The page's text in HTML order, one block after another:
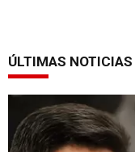
ÚLTIMAS NOTICIAS